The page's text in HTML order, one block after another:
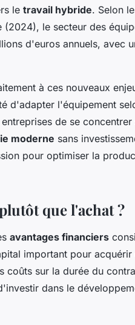
le travail hybride. Selon
le secteur des
d'euros annuels, avec
à ces nouveaux
d'adapter l'équipement
de se concentrer
moderne sans
pour optimiser la
que l'achat ?
avantages financiers
important pour acquérir
coûts sur la durée du
dans le